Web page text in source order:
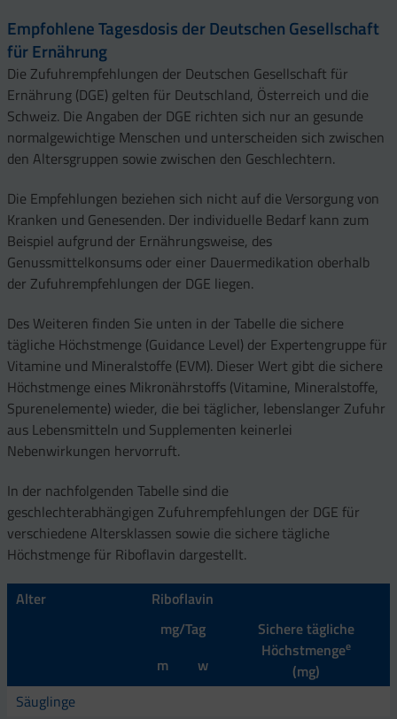
Empfohlene Tagesdosis der Deutschen Gesellschaft
für Ernährung
Die Zufuhrempfehlungen der Deutschen Gesellschaft für
Ernährung (DGE) gelten für Deutschland, Österreich und die
Schweiz. Die Angaben der DGE richten sich nur an gesunde
normalgewichtige Menschen und unterscheiden sich zwischen
den Altersgruppen sowie zwischen den Geschlechtern.
Die Empfehlungen beziehen sich nicht auf die Versorgung von
Kranken und Genesenden. Der individuelle Bedarf kann zum
Beispiel aufgrund der Ernährungsweise, des
Genussmittelkonsums oder einer Dauermedikation oberhalb
der Zufuhrempfehlungen der DGE liegen.
Des Weiteren finden Sie unten in der Tabelle die sichere
tägliche Höchstmenge (Guidance Level) der Expertengruppe für
Vitamine und Mineralstoffe (EVM). Dieser Wert gibt die sichere
Höchstmenge eines Mikronährstoffs (Vitamine, Mineralstoffe,
Spurenelemente) wieder, die bei täglicher, lebenslanger Zufuhr
aus Lebensmitteln und Supplementen keinerlei
Nebenwirkungen hervorruft.
In der nachfolgenden Tabelle sind die
geschlechterabhängigen Zufuhrempfehlungen der DGE für
verschiedene Altersklassen sowie die sichere tägliche
Höchstmenge für Riboflavin dargestellt.
Alter
Riboflavin
mg/Tag
Sichere tägliche
Höchstmengee
(mg)
m
w
Säuglinge